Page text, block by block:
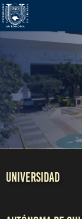
UNIVERSIDAD